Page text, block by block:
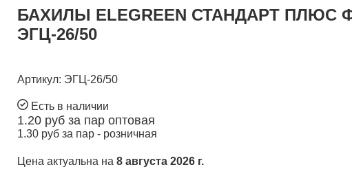
БАХИЛЫ ELEGREEN СТАНДАРТ ПЛЮС
ЭГЦ-26/50
Артикул: ЭГЦ-26/50
Есть в наличии
1.20 руб за пар оптовая
1.30 руб за пар - розничная
Цена актуальна на 8 августа 2026 г.